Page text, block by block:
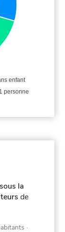
enfant
personne
sous la
de
·